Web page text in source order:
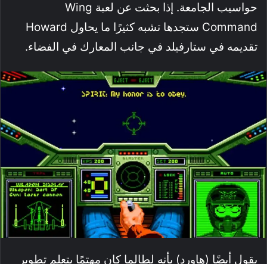
حواسيب الجامعة. إذا بحثت عن لعبة Wing
Command ستجدها تشبه كثيرًا ما يحاول Howard
تقديمه في ستارفيلد في جانب المعارك في الفضاء.
يقول أيضًا (هاورد) بأنه لطالما كان مهتمًا بتعلم تطوير